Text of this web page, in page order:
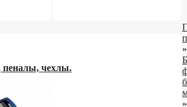
пеналы, чехлы.
»
»